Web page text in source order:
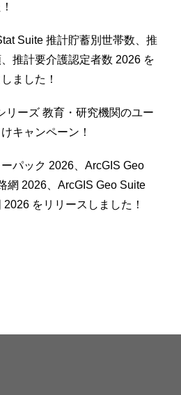
Suite 推計貯蓄別世帯数、推
推計要介護認定者数 2026 を
ました！
リーズ 教育・研究機関のユー
キャンペーン！
パック 2026、ArcGIS Geo
網 2026、ArcGIS Geo Suite
2026 をリリースしました！